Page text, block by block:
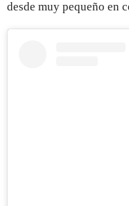
desde muy pequeño en